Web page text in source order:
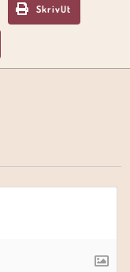
SkrivUt